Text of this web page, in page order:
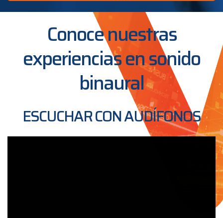
Conoce nuestras
experiencias en sonido
binaural
ESCUCHAR CON AUDÍFONOS